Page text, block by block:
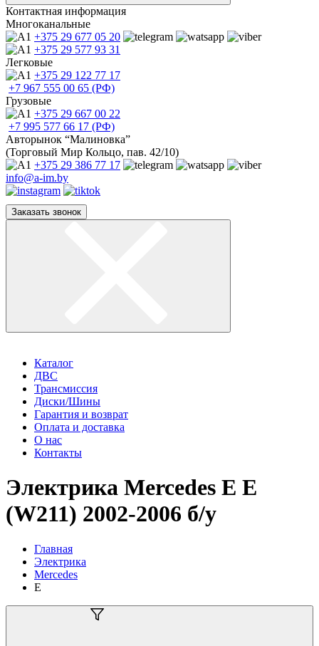
Контактная информация
Многоканальные
+375 29 677 05 20
+375 29 577 93 31
Легковые
+375 29 122 77 17
+7 967 555 00 65 (РФ)
Грузовые
+375 29 667 00 22
+7 995 577 66 17 (РФ)
Авторынок “Малиновка”
(Торговый Мир Кольцо, пав. 42/10)
+375 29 386 77 17
info@a-im.by
Заказать звонок
Каталог
ДВС
Трансмиссия
Диски/Шины
Гарантия и возврат
Оплата и доставка
О нас
Контакты
Электрика Mercedes E E
(W211) 2002-2006 б/у
Главная
Электрика
Mercedes
E